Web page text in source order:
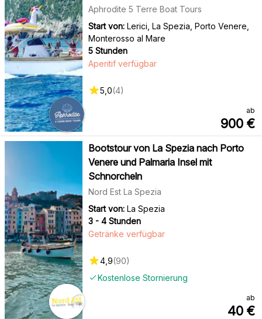
Aphrodite 5 Terre Boat Tours
Start von: Lerici, La Spezia, Porto Venere,
Monterosso al Mare
5 Stunden
Aperitif verfügbar
5,0(4)
ab
900 €
Bootstour von La Spezia nach Porto
Venere und Palmaria Insel mit
Schnorcheln
Nord Est La Spezia
Start von: La Spezia
3 - 4 Stunden
Kostenlose Stornierung
Getränke verfügbar
4,9(90)
ab
40 €